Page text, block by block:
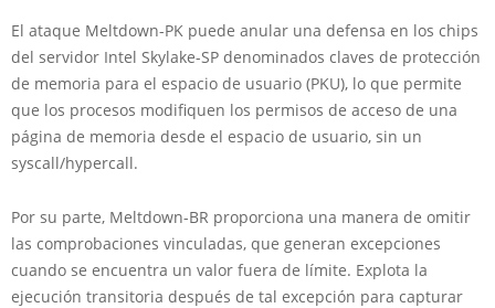
El ataque Meltdown-PK puede anular una defensa en los chips
del servidor Intel Skylake-SP denominados claves de protección
de memoria para el espacio de usuario (PKU), lo que permite
que los procesos modifiquen los permisos de acceso de una
página de memoria desde el espacio de usuario, sin un
syscall/hypercall.
Por su parte, Meltdown-BR proporciona una manera de omitir
las comprobaciones vinculadas, que generan excepciones
cuando se encuentra un valor fuera de límite. Explota la
ejecución transitoria después de tal excepción para capturar